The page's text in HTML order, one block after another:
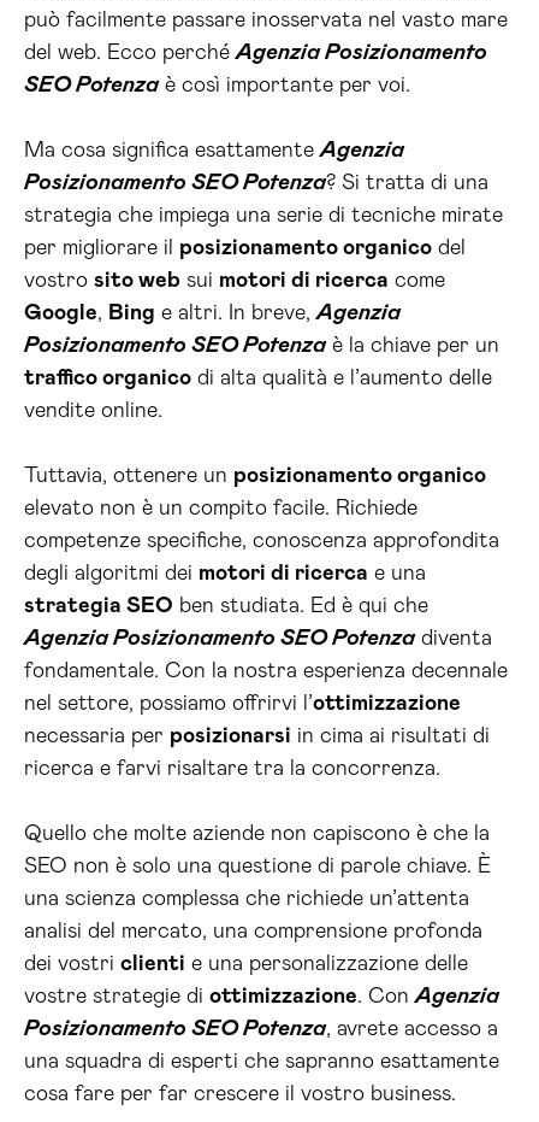
può facilmente passare inosservata nel vasto mare
del web. Ecco perchéAgenzia Posizionamento
SEO Potenzaè così importante per voi.
Ma cosa significa esattamenteAgenzia
Posizionamento SEO Potenza? Si tratta di una
strategia che impiega una serie di tecniche mirate
per migliorare il posizionamento organico del
vostro sito web sui motori di ricerca come
Google, Bing e altri. In breve,Agenzia
Posizionamento SEO Potenzaè la chiave per un
traffico organico di alta qualità e l’aumento delle
vendite online.
Tuttavia, ottenere un posizionamento organico
elevato non è un compito facile. Richiede
competenze specifiche, conoscenza approfondita
degli algoritmi dei motori di ricerca e una
strategia SEO ben studiata. Ed è qui che
Agenzia Posizionamento SEO Potenzadiventa
fondamentale. Con la nostra esperienza decennale
nel settore, possiamo offrirvi l’ottimizzazione
necessaria per posizionarsi in cima ai risultati di
ricerca e farvi risaltare tra la concorrenza.
Quello che molte aziende non capiscono è che la
SEO non è solo una questione di parole chiave. È
una scienza complessa che richiede un’attenta
analisi del mercato, una comprensione profonda
dei vostri clienti e una personalizzazione delle
vostre strategie di ottimizzazione. ConAgenzia
Posizionamento SEO Potenza, avrete accesso a
una squadra di esperti che sapranno esattamente
cosa fare per far crescere il vostro business.